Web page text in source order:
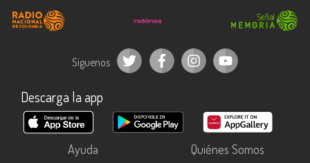
Síguenos
Descarga la app
Ayuda
Quiénes Somos